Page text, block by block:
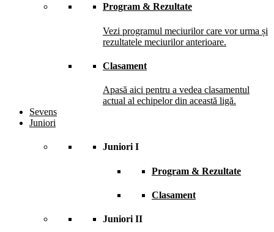
Program & Rezultate
Vezi programul meciurilor care vor urma și
rezultatele meciurilor anterioare.
Clasament
Apasă aici pentru a vedea clasamentul
actual al echipelor din această ligă.
Sevens
Juniori
Juniori I
Program & Rezultate
Clasament
Juniori II